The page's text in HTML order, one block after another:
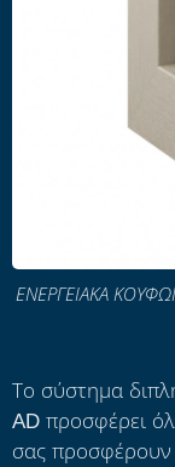
ΕΝΕΡΓΕΙΑΚΑ
Το σύστημα
AD προσφέρει
σας